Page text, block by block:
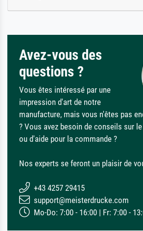
Avez-vous des
questions ?
Vous êtes intéressé par une
impression d'art de notre
manufacture, mais vous n'êtes pas
? Vous avez besoin de conseils sur
ou d'aide pour la commande ?
Nos experts se feront un plaisir de
+43 4257 29415
support@meisterdrucke.com
Mo-Do: 7:00 - 16:00 | Fr: 7:00 -